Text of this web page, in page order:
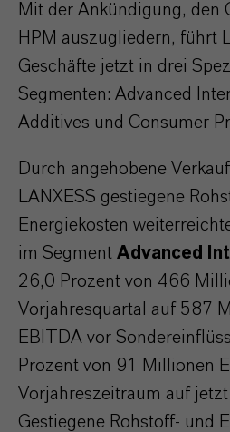
Mit der Ankündigung, den
HPM auszugliedern, führt
Geschäfte jetzt in drei
Segmenten: Advanced
Additives und Consumer
Durch angehobene
LANXESS gestiegene
Energiekosten
im Segment Advanced
26,0 Prozent von 466
Vorjahresquartal auf 587
EBITDA vor
Prozent von 91 Millionen
Vorjahreszeitraum auf
Gestiegene Rohstoff- und